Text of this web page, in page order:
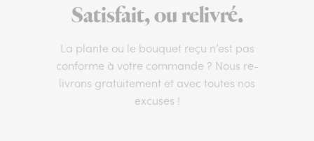
Satisfait, ou relivré.
La plante ou le bouquet reçu n’est pas
conforme à votre commande ? Nous re-
livrons gratuitement et avec toutes nos
excuses !